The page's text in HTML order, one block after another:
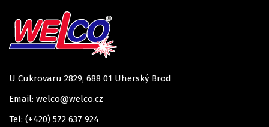
U Cukrovaru 2829, 688 01 Uherský Brod
Email: welco@welco.cz
Tel: (+420) 572 637 924